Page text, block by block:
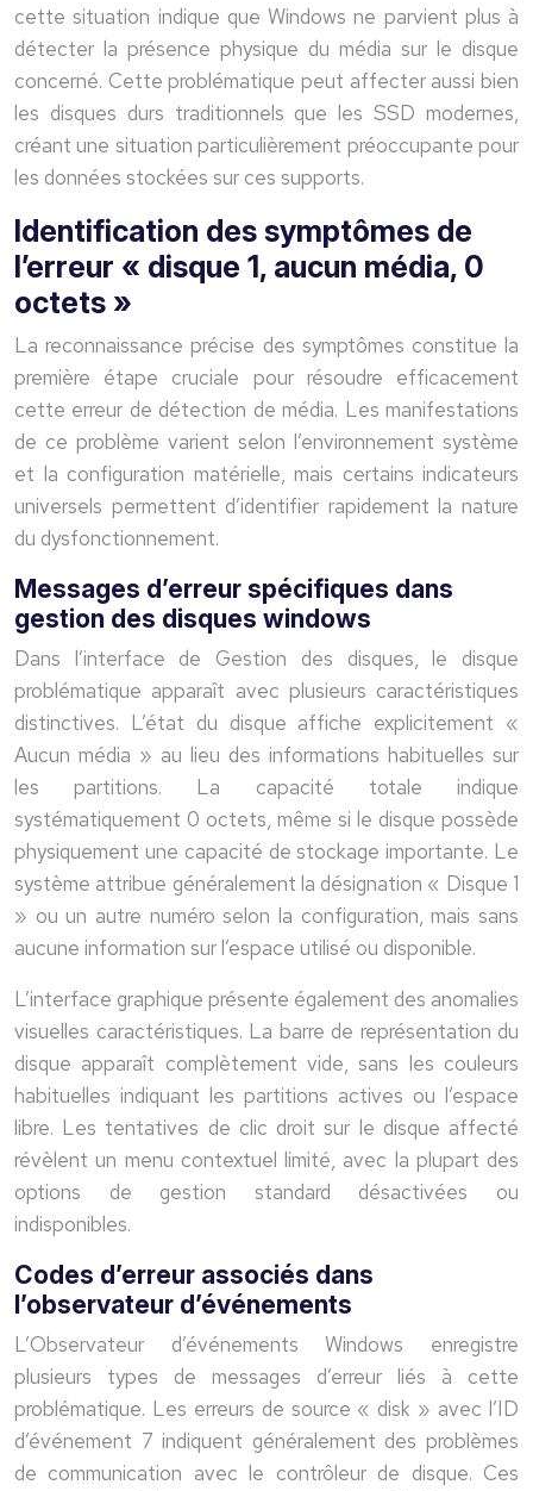
cette situation indique que Windows ne parvient plus à
détecter la présence physique du média sur le disque
concerné. Cette problématique peut affecter aussi bien
les disques durs traditionnels que les SSD modernes,
créant une situation particulièrement préoccupante pour
les données stockées sur ces supports.
Identification des symptômes de
l’erreur « disque 1, aucun média, 0
octets »
La reconnaissance précise des symptômes constitue la
première étape cruciale pour résoudre efficacement
cette erreur de détection de média. Les manifestations
de ce problème varient selon l’environnement système
et la configuration matérielle, mais certains indicateurs
universels permettent d’identifier rapidement la nature
du dysfonctionnement.
Messages d’erreur spécifiques dans
gestion des disques windows
Dans l’interface de Gestion des disques, le disque
problématique apparaît avec plusieurs caractéristiques
distinctives. L’état du disque affiche explicitement «
Aucun média » au lieu des informations habituelles sur
les partitions. La capacité totale indique
systématiquement 0 octets, même si le disque possède
physiquement une capacité de stockage importante. Le
système attribue généralement la désignation « Disque 1
» ou un autre numéro selon la configuration, mais sans
aucune information sur l’espace utilisé ou disponible.
L’interface graphique présente également des anomalies
visuelles caractéristiques. La barre de représentation du
disque apparaît complètement vide, sans les couleurs
habituelles indiquant les partitions actives ou l’espace
libre. Les tentatives de clic droit sur le disque affecté
révèlent un menu contextuel limité, avec la plupart des
options de gestion standard désactivées ou
indisponibles.
Codes d’erreur associés dans
l’observateur d’événements
L’Observateur d’événements Windows enregistre
plusieurs types de messages d’erreur liés à cette
problématique. Les erreurs de source « disk » avec l’ID
d’événement 7 indiquent généralement des problèmes
de communication avec le contrôleur de disque. Ces